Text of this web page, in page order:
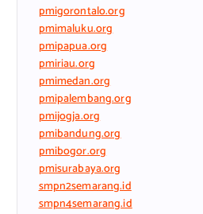
pmigorontalo.org
pmimaluku.org
pmipapua.org
pmiriau.org
pmimedan.org
pmipalembang.org
pmijogja.org
pmibandung.org
pmibogor.org
pmisurabaya.org
smpn2semarang.id
smpn4semarang.id